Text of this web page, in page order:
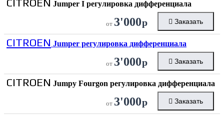
CITROEN Jumper I регулировка дифференциала
от 3'000р Заказать
CITROEN Jumper регулировка дифференциала
от 3'000р Заказать
CITROEN Jumpy Fourgon регулировка дифференциала
от 3'000р Заказать